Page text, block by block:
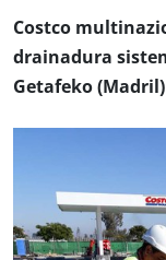
Costco
drainadura
Getafeko